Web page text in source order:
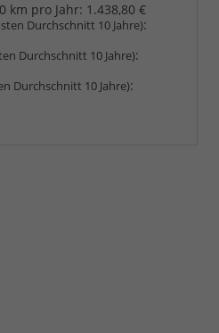
km pro Jahr: 1.438,80 €
Durchschnitt 10 Jahre):
Durchschnitt 10 Jahre):
Durchschnitt 10 Jahre):